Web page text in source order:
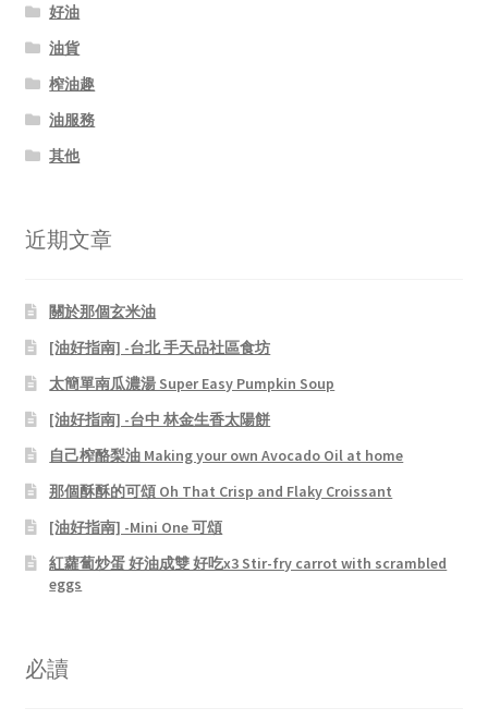
好油
油貨
榨油趣
油服務
其他
近期文章
關於那個玄米油
[油好指南] -台北 手天品社區食坊
太簡單南瓜濃湯 Super Easy Pumpkin Soup
[油好指南] -台中 林金生香太陽餅
自己榨酪梨油 Making your own Avocado Oil at home
那個酥酥的可頌 Oh That Crisp and Flaky Croissant
[油好指南] -Mini One 可頌
紅蘿蔔炒蛋 好油成雙 好吃x3 Stir-fry carrot with scrambled
eggs
必讀